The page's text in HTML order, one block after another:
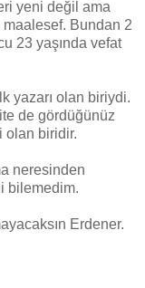
yeni değil ama
Bundan 2
23 yaşında vefat
yazarı olan biriydi.
de gördüğünüz
olan biridir.
neresinden
bilemedim.
Erdener.